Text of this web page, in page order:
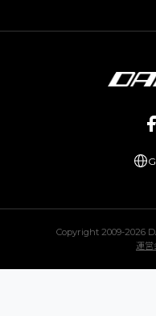
Copyright 2009-2026
運営